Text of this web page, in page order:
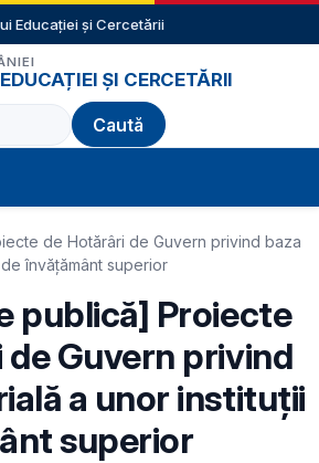
Educației și Cercetării
ȘI CERCETĂRII
de Hotărâri de Guvern privind baza
învățământ superior
publică] Proiecte
Guvern privind
a unor instituții
superior